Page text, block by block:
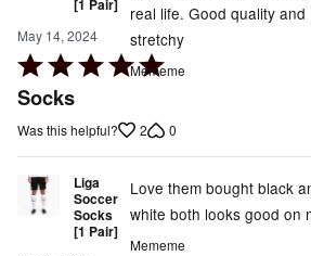
[1 Pair]
May 14, 2024
Rated
5
of
Socks
real life. Good quality and
stretchy
Mememe
Was this helpful? 2 0
Liga
Soccer
Socks
[1 Pair]
Love them bought black
white both looks good on
Mememe